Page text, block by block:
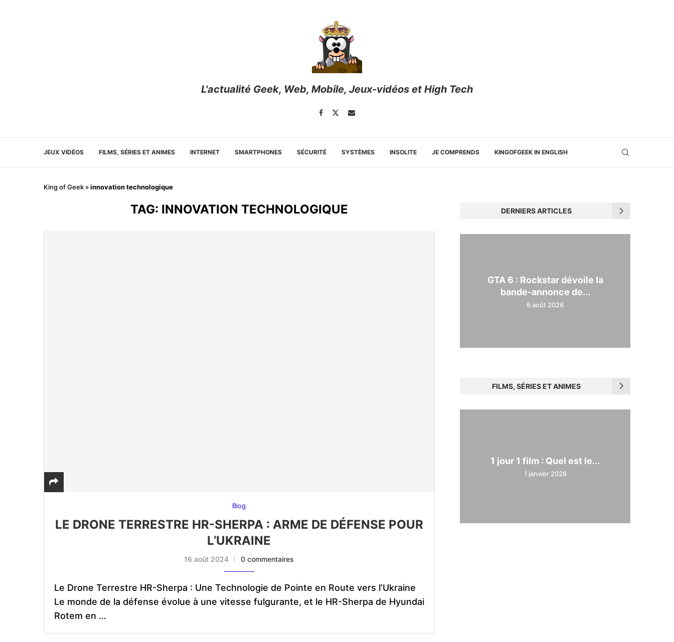
L'actualité Geek, Web, Mobile, Jeux-vidéos et High Tech
JEUX VIDÉOS FILMS, SÉRIES ET ANIMES INTERNET SMARTPHONES SÉCURITÉ SYSTÈMES INSOLITE JE COMPRENDS KINGOFGEEK IN ENGLISH
King of Geek »innovation technologique
TAG: INNOVATION TECHNOLOGIQUE
Blog
LE DRONE TERRESTRE HR-SHERPA : ARME DE DÉFENSE POUR
L’UKRAINE
16 août 2024 0 commentaires
Le Drone Terrestre HR-Sherpa : Une Technologie de Pointe en Route vers l’Ukraine
Le monde de la défense évolue à une vitesse fulgurante, et le HR-Sherpa de Hyundai
Rotem en …
DERNIERS ARTICLES
GTA 6 : Rockstar dévoile la
bande-annonce de...
6 août 2026
FILMS, SÉRIES ET ANIMES
1 jour 1 film : Quel est le...
1 janvier 2026